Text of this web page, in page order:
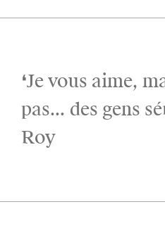
❛Je vous aime,
pas... des gens
Roy